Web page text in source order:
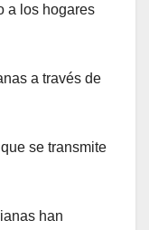
a los hogares
a través de
se transmite
han